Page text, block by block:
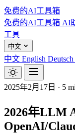
免费的AI工具箱
免费的AI工具箱 AI
工具
中文
中文 English Deutsch
2025年2月17日 · 5
2026年LLM
OpenAI/